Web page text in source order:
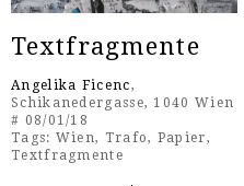
Textfragmente
Angelika Ficenc,
Schikanedergasse, 1040 Wien
# 08/01/18
Tags: Wien, Trafo, Papier,
Textfragmente